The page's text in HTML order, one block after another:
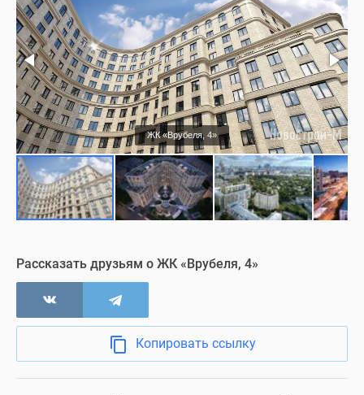
ЖК «Врубеля, 4»
Благоустройство
Паркинг
Коммерция
Съемки с воздуха
Визуализация
Рассказать друзьям о ЖК «Врубеля, 4»
Копировать ссылку